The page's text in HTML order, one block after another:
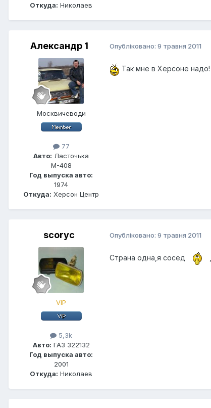
Откуда: Николаев
Александр 1
Москвичеводи
77
Авто: Ласточька
М-408
Год выпуска авто:
1974
Откуда: Херсон Центр
Опубліковано: 9 травня 2011
Так мне в Херсоне надо!
scoryc
VIP
5,3k
Авто: ГАЗ 322132
Год выпуска авто:
2001
Откуда: Николаев
Опубліковано: 9 травня 2011
Страна одна,я сосед